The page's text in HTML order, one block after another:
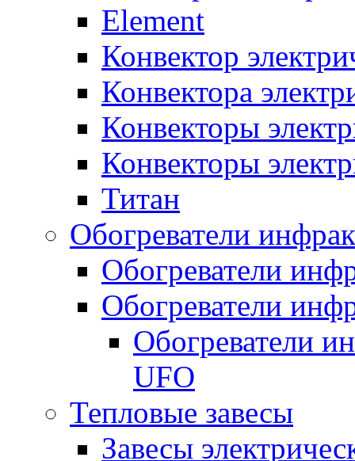
Element
Конвектор
Конвектора
Конвекторы
Конвекторы
Титан
Обогреватели
Обогреватели
Обогреватели
Обогреватели
UFO
Тепловые завесы
Завесы